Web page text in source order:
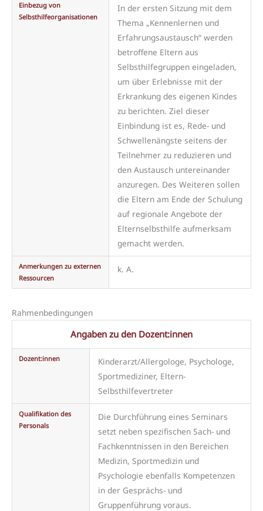
Einbezug von
Selbsthilfeorganisationen
In der ersten Sitzung mit dem
Thema „Kennenlernen und
Erfahrungsaustausch“ werden
betroffene Eltern aus
Selbsthilfegruppen eingeladen,
um über Erlebnisse mit der
Erkrankung des eigenen Kindes
zu berichten. Ziel dieser
Einbindung ist es, Rede- und
Schwellenängste seitens der
Teilnehmer zu reduzieren und
den Austausch untereinander
anzuregen. Des Weiteren sollen
die Eltern am Ende der Schulung
auf regionale Angebote der
Elternselbsthilfe aufmerksam
gemacht werden.
Anmerkungen zu externen
Ressourcen
k. A.
Rahmenbedingungen
Angaben zu den Dozent:innen
Dozent:innen
Kinderarzt/Allergologe, Psychologe,
Sportmediziner, Eltern-
Selbsthilfevertreter
Qualifikation des
Personals
Die Durchführung eines Seminars
setzt neben spezifischen Sach- und
Fachkenntnissen in den Bereichen
Medizin, Sportmedizin und
Psychologie ebenfalls Kompetenzen
in der Gesprächs- und
Gruppenführung voraus.